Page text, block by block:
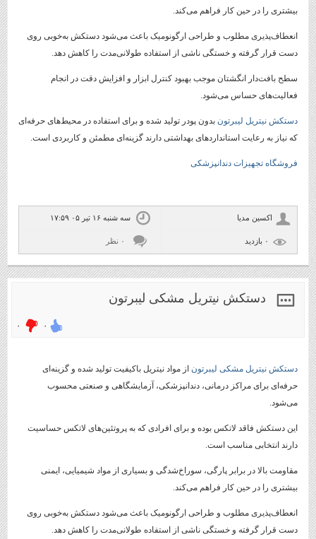
بیشتری را در حین کار فراهم می‌کند.
انعطاف‌پذیری مطلوب و طراحی ارگونومیک باعث می‌شود دستکش به‌خوبی روی
دست قرار گرفته و خستگی ناشی از استفاده طولانی‌مدت را کاهش دهد.
سطح بافت‌دار انگشتان موجب بهبود کنترل ابزار و افزایش دقت در انجام
فعالیت‌های حساس می‌شود.
دستکش نیتریل لیبرتون بدون پودر تولید شده و برای استفاده در محیط‌های حرفه‌ای
که نیاز به رعایت استانداردهای بهداشتی دارند گزینه‌ای مطمئن و کاربردی است.
فروشگاه تجهیزات دندانپزشکی
اکسین مدیا سه شنبه ۱۶ تیر ۰۵ ۱۷:۵۹
۰ نظر
دستکش نیتریل مشکی لیبرتون
۰ ۰
دستکش نیتریل مشکی لیبرتون از مواد نیتریل باکیفیت تولید شده و گزینه‌ای
حرفه‌ای برای مراکز درمانی، دندانپزشکی، آزمایشگاهی و صنعتی محسوب
می‌شود.
این دستکش فاقد لاتکس بوده و برای افرادی که به پروتئین‌های لاتکس حساسیت
دارند انتخابی مناسب است.
مقاومت بالا در برابر پارگی، سوراخ‌شدگی و بسیاری از مواد شیمیایی، ایمنی
بیشتری را در حین کار فراهم می‌کند.
انعطاف‌پذیری مطلوب و طراحی ارگونومیک باعث می‌شود دستکش به‌خوبی روی
دست قرار گرفته و خستگی ناشی از استفاده طولانی‌مدت را کاهش دهد.